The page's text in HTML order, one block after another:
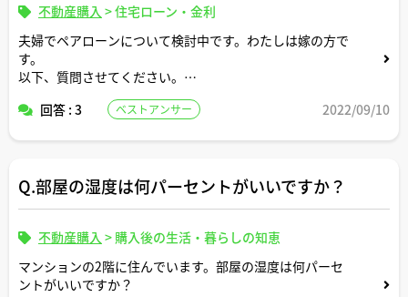
不動産購入 >住宅ローン・金利
夫婦でペアローンについて検討中です。わたしは嫁の方で
す。
以下、質問させてください。
質問１ ペアローンだと普通の住宅ローンに比べてどのよ
ーンはどうなりますか。
以上、ご回答よろしくお願いいたします。
回答 : 3 ベストアンサー 2022/09/10
Q.部屋の湿度は何パーセントがいいですか？
不動産購入 > 購入後の生活・暮らしの知恵
マンションの2階に住んでいます。部屋の湿度は何パーセ
ントがいいですか？